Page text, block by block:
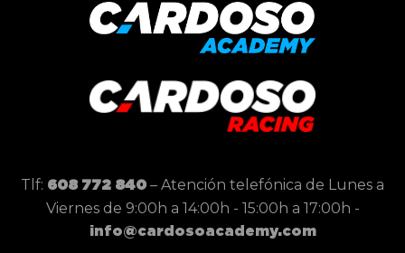
Tlf: 608 772 840 – Atención telefónica de Lunes a
Viernes de 9:00h a 14:00h - 15:00h a 17:00h -
info@cardosoacademy.com